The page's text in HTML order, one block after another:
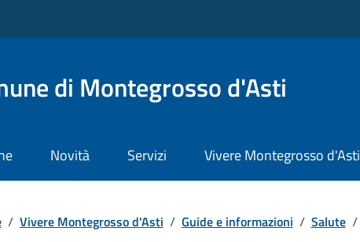
di Montegrosso d'Asti
Novità Servizi Vivere Montegrosso d'Asti
/ Vivere Montegrosso d'Asti / Guide e informazioni / Salute /